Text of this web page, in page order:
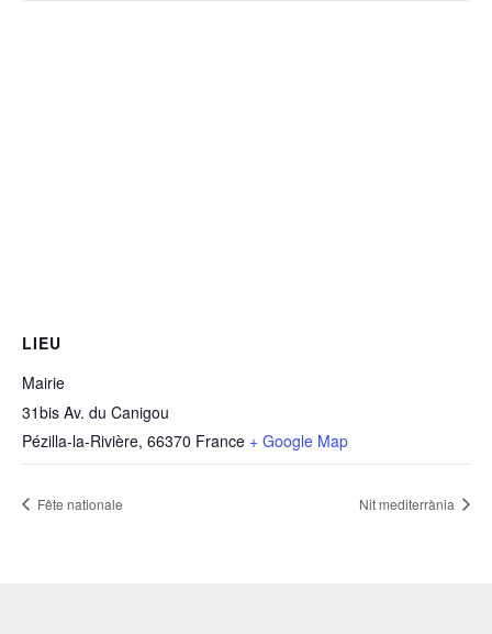
LIEU
Mairie
31bis Av. du Canigou
Pézilla-la-Rivière, 66370 France + Google Map
Fête nationale Nit mediterrània